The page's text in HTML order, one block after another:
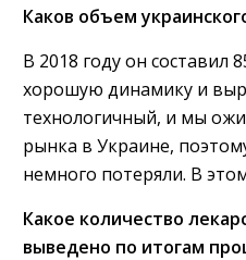
Каков объем
В 2018 году он составил
хорошую динамику и
технологичный, и мы
рынка в Украине,
немного потеряли. В
Какое количество
выведено по итогам